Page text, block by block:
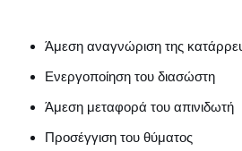
Άμεση αναγνώριση της
Ενεργοποίηση του διασώστη
Άμεση μεταφορά του απινιδωτή
Προσέγγιση του θύματος